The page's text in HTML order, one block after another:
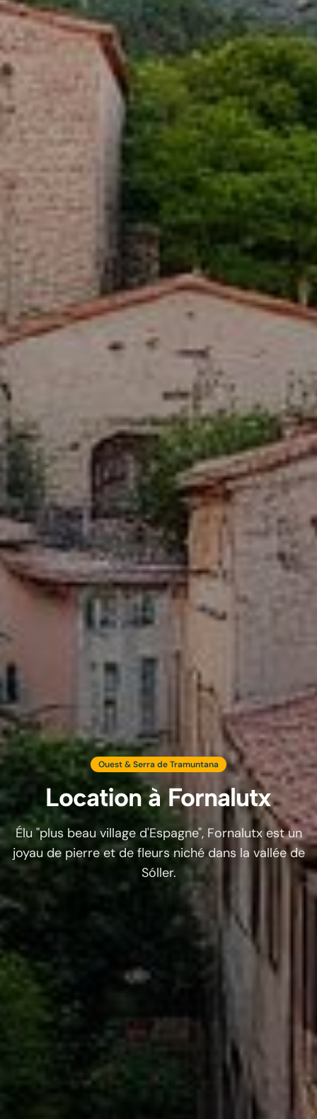
Ouest & Serra de Tramuntana
Location àFornalutx
Élu "plus beau village d'Espagne", Fornalutx est un
joyau de pierre et de fleurs niché dans la vallée de
Sóller.